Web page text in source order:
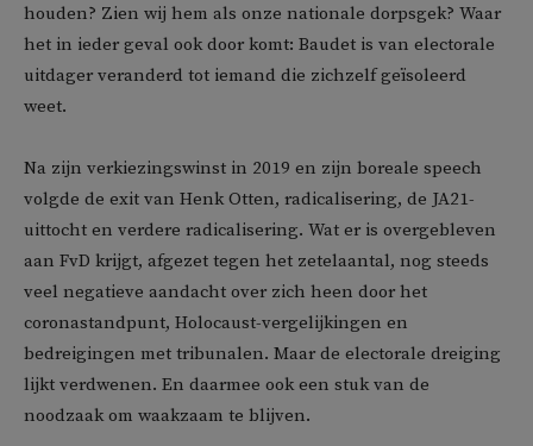
houden? Zien wij hem als onze nationale dorpsgek? Waar
het in ieder geval ook door komt: Baudet is van electorale
uitdager veranderd tot iemand die zichzelf geïsoleerd
weet.
Na zijn verkiezingswinst in 2019 en zijn boreale speech
volgde de exit van Henk Otten, radicalisering, de JA21-
uittocht en verdere radicalisering. Wat er is overgebleven
aan FvD krijgt, afgezet tegen het zetelaantal, nog steeds
veel negatieve aandacht over zich heen door het
coronastandpunt, Holocaust-vergelijkingen en
bedreigingen met tribunalen. Maar de electorale dreiging
lijkt verdwenen. En daarmee ook een stuk van de
noodzaak om waakzaam te blijven.